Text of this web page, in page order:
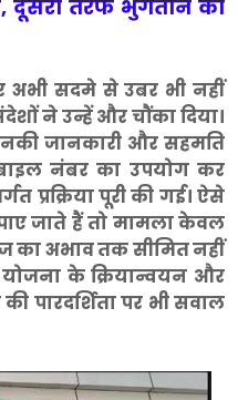
दूसरी तरफ भुगतान का
अभी सदमे से उबर भी नहीं
ने उन्हें और चौंका दिया।
जानकारी और सहमति
नंबर का उपयोग कर
प्रक्रिया पूरी की गई। ऐसे
जाते हैं तो मामला केवल
का अभाव तक सीमित नहीं
योजना के क्रियान्वयन और
पारदर्शिता पर भी सवाल